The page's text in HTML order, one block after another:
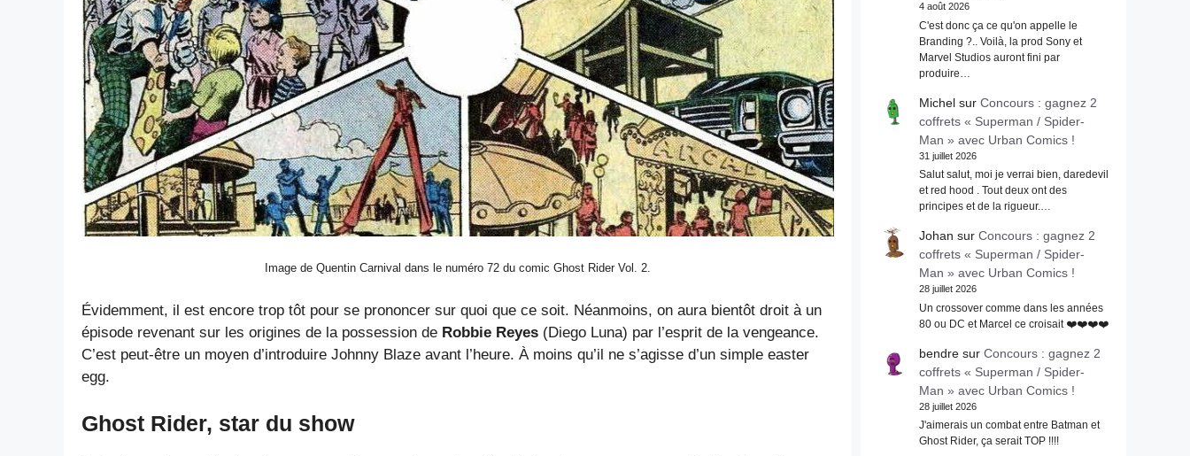
Image de Quentin Carnival dans le numéro 72 du comic Ghost Rider Vol. 2.
Évidemment, il est encore trop tôt pour se prononcer sur quoi que ce soit. Néanmoins, on aura bientôt droit à un
épisode revenant sur les origines de la possession de Robbie Reyes (Diego Luna) par l’esprit de la vengeance.
C’est peut-être un moyen d’introduire Johnny Blaze avant l’heure. À moins qu’il ne s’agisse d’un simple easter
egg.
Ghost Rider, star du show
4 août 2026
C'est donc ça ce qu'on appelle le
Branding ?.. Voilà, la prod Sony et
Marvel Studios auront fini par
produire…
Michelsur Concours : gagnez 2
coffrets « Superman / Spider-
Man » avec Urban Comics !
31 juillet 2026
Salut salut, moi je verrai bien, daredevil
et red hood . Tout deux ont des
principes et de la rigueur.…
Johan sur Concours : gagnez 2
coffrets « Superman / Spider-
Man » avec Urban Comics !
28 juillet 2026
Un crossover comme dans les années
80 ou DC et Marcel ce croisait ❤️❤️❤️❤️
bendresur Concours : gagnez 2
coffrets « Superman / Spider-
Man » avec Urban Comics !
28 juillet 2026
J'aimerais un combat entre Batman et
Ghost Rider, ça serait TOP !!!!